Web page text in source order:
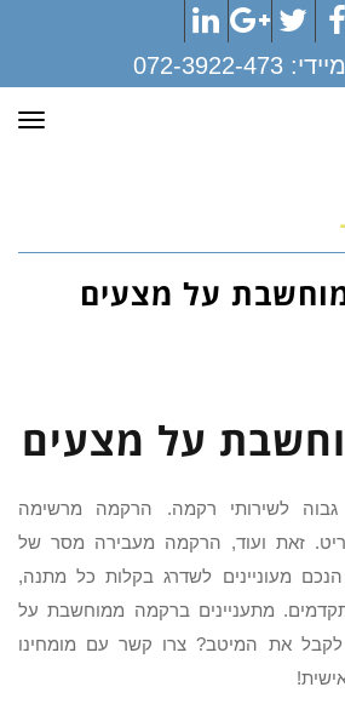
Facebook
Twitter
Google+
LinkedIn
072-3922-473
על מצעים
על מצעים
גבוה לשירותי רקמה. הרקמה מרשימה
זאת ועוד, הרקמה מעבירה מסר של
מעוניינים לשדרג בקלות כל מתנה,
מתעניינים ברקמה ממוחשבת על
לקבל את המיטב? צרו קשר עם מומחינו